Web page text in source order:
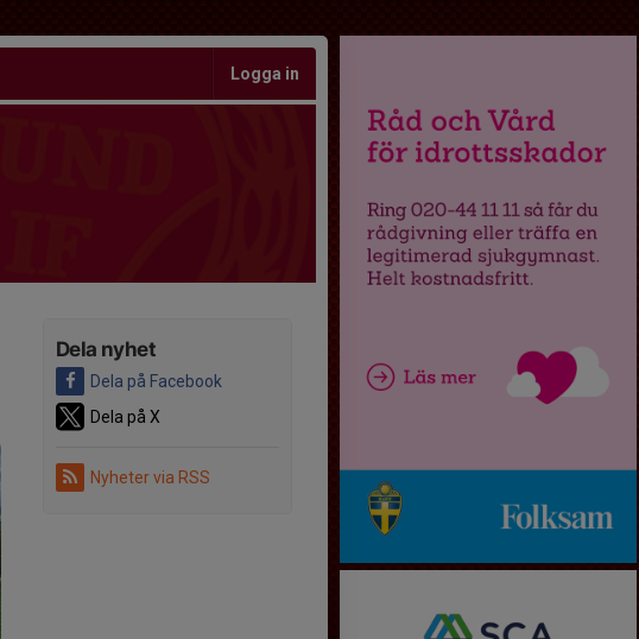
Logga in
Dela nyhet
Dela på Facebook
Dela på X
Nyheter via RSS